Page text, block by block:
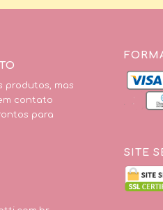
produtos, mas
contato
para
SITE